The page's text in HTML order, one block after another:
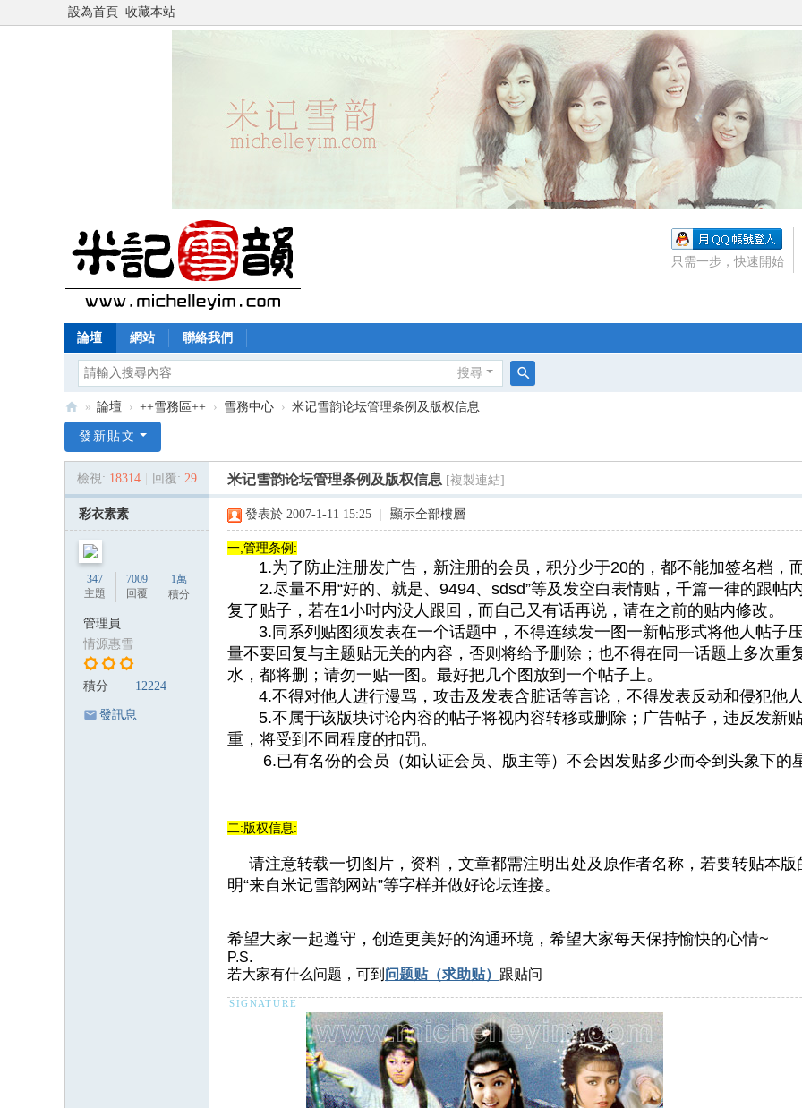
設為首頁 收藏本站
只需一步，快速開始
論壇 網站 聯絡我們
搜尋
米
雪
» 論壇 › ++雪務區++ › 雪務中心 › 米记雪韵论坛管理条例及版权信息
發新貼文
檢視: 18314 回覆: 29 米记雪韵论坛管理条例及版权信息 [複製連結]
彩衣素素
347
主題
7009
回覆
1萬
積分
管理員
情源惠雪
積分 12224
發訊息
發表於 2007-1-11 15:25 顯示全部樓層
一,管理条例:
1.为了防止注册发广告，新注册的会员，积分少于20的，都不能加签名档，
2.尽量不用“好的、就是、9494、sdsd”等及发空白表情贴，千篇一律的跟帖
复了贴子，若在1小时内没人跟回，而自己又有话再说，请在之前的贴内修改。
3.同系列贴图须发表在一个话题中，不得连续发一图一新帖形式将他人帖子
量不要回复与主题贴无关的内容，否则将给予删除；也不得在同一话题上多次重
水，都将删；请勿一贴一图。最好把几个图放到一个帖子上。
4.不得对他人进行漫骂，攻击及发表含脏话等言论，不得发表反动和侵犯他
5.不属于该版块讨论内容的帖子将视内容转移或删除；广告帖子，违反发新
重，将受到不同程度的扣罚。
6.已有名份的会员（如认证会员、版主等）不会因发贴多少而令到头象下的
二:版权信息:
请注意转载一切图片，资料，文章都需注明出处及原作者名称，若要转贴本
明“来自米记雪韵网站”等字样并做好论坛连接。
希望大家一起遵守，创造更美好的沟通环境，希望大家每天保持愉快的心情~
P.S.
若大家有什么问题，可到 问题贴（求助贴） 跟贴问